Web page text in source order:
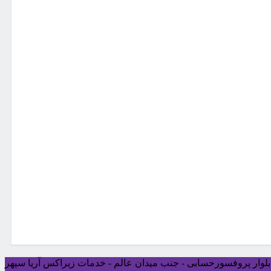
بلوار پروفسورحسابی - جنب میدان عالم - خدمات زیراکس آریا سپهر